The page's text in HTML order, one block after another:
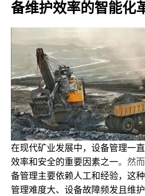
备维护效率的智能化
在现代矿业发展中，设备管理一
效率和安全的重要因素之一。然
备管理主要依赖人工和经验，这
管理难度大、设备故障频发且维